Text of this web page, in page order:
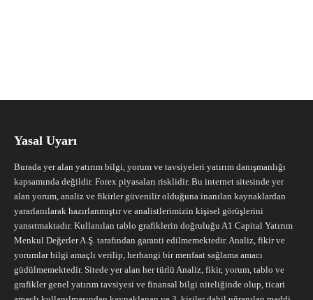
Yasal Uyarı
Burada yer alan yatırım bilgi, yorum ve tavsiyeleri yatırım danışmanlığı
kapsamında değildir. Forex piyasaları risklidir. Bu internet sitesinde yer
alan yorum, analiz ve fikirler güvenilir olduğuna inanılan kaynaklardan
yararlanılarak hazırlanmıştır ve analistlerimizin kişisel görüşlerini
yansıtmaktadır. Kullanılan tablo grafiklerin doğruluğu A1 Capital Yatırım
Menkul Değerler A.Ş. tarafından garanti edilmemektedir. Analiz, fikir ve
yorumlar bilgi amaçlı verilip, herhangi bir menfaat sağlama amacı
güdülmemektedir. Sitede yer alan her türlü Analiz, fikir, yorum, tablo ve
grafikler genel yatırım tavsiyesi ve finansal bilgi niteliğinde olup, ticari